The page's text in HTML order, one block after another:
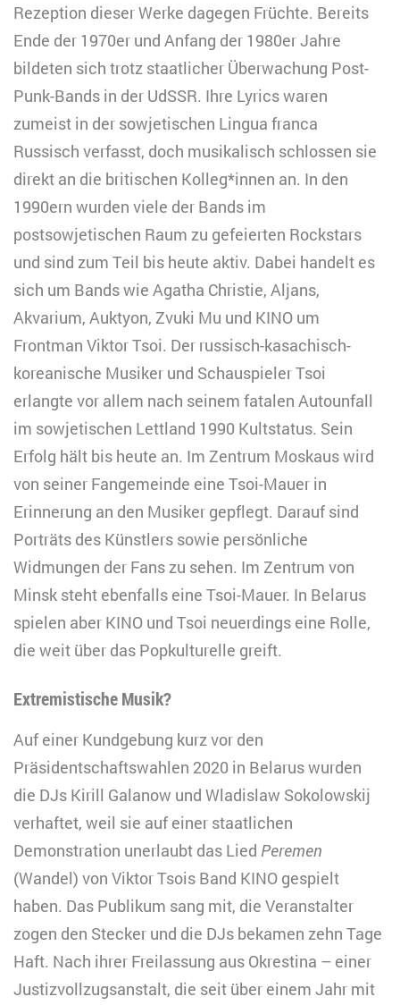
Rezeption dieser Werke dagegen Früchte. Bereits
Ende der 1970er und Anfang der 1980er Jahre
bildeten sich trotz staatlicher Überwachung Post-
Punk-Bands in der UdSSR. Ihre Lyrics waren
zumeist in der sowjetischen Lingua franca
Russisch verfasst, doch musikalisch schlossen sie
direkt an die britischen Kolleg*innen an. In den
1990ern wurden viele der Bands im
postsowjetischen Raum zu gefeierten Rockstars
und sind zum Teil bis heute aktiv. Dabei handelt es
sich um Bands wie Agatha Christie, Aljans,
Akvarium, Auktyon, Zvuki Mu und KINO um
Frontman Viktor Tsoi. Der russisch-kasachisch-
koreanische Musiker und Schauspieler Tsoi
erlangte vor allem nach seinem fatalen Autounfall
im sowjetischen Lettland 1990 Kultstatus. Sein
Erfolg hält bis heute an. Im Zentrum Moskaus wird
von seiner Fangemeinde eine Tsoi-Mauer in
Erinnerung an den Musiker gepflegt. Darauf sind
Porträts des Künstlers sowie persönliche
Widmungen der Fans zu sehen. Im Zentrum von
Minsk steht ebenfalls eine Tsoi-Mauer. In Belarus
spielen aber KINO und Tsoi neuerdings eine Rolle,
die weit über das Popkulturelle greift.
Extremistische Musik?
Auf einer Kundgebung kurz vor den
Präsidentschaftswahlen 2020 in Belarus wurden
die DJs Kirill Galanow und Wladislaw Sokolowskij
verhaftet, weil sie auf einer staatlichen
Demonstration unerlaubt das Lied Peremen
(Wandel) von Viktor Tsois Band KINO gespielt
haben. Das Publikum sang mit, die Veranstalter
zogen den Stecker und die DJs bekamen zehn Tage
Haft. Nach ihrer Freilassung aus Okrestina – einer
Justizvollzugsanstalt, die seit über einem Jahr mit